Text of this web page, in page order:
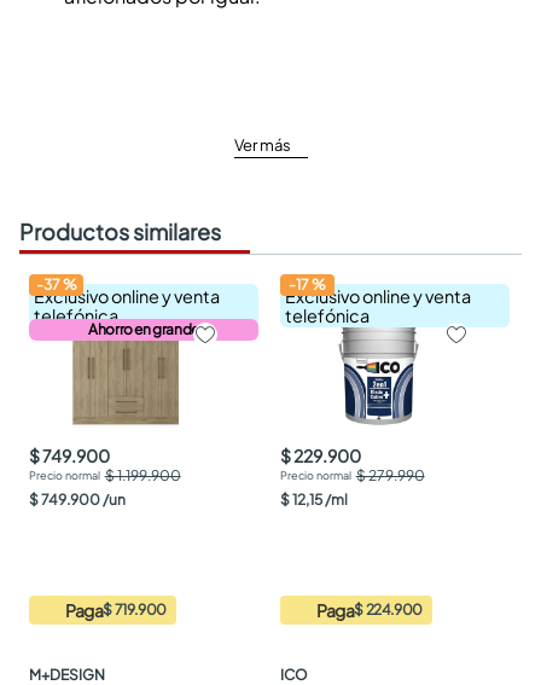
Ver más
Productos similares
Exclusivo online y venta
telefónica
Ahorro en grande
-37%
$ 749.900
$ 1.199.900
$749.900 /un
Paga$ 719.900
M+DESIGN
Exclusivo online y venta
telefónica
-17%
$ 229.900
$ 279.990
$12,15 /ml
Paga$ 224.900
ICO